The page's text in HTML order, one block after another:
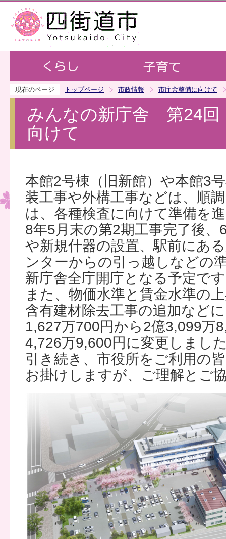
現在のページ トップページ 市政情報 市庁舎整備に向けて
みんなの新庁舎 第24
向けて
本館2号棟（旧新館）や本館3
装工事や外構工事などは、順
は、各種検査に向けて準備を
8年5月末の第2期工事完了後
や新規什器の設置、駅前にあ
ンターからの引っ越しなどの
新庁舎全庁開庁となる予定で
また、物価水準と賃金水準の
含有建材除去工事の追加など
1,627万700円から2億3,099万
4,726万9,600円に変更しまし
引き続き、市役所をご利用の
お掛けしますが、ご理解とご